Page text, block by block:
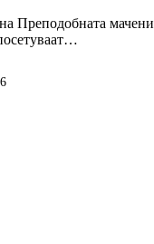
Преподобната